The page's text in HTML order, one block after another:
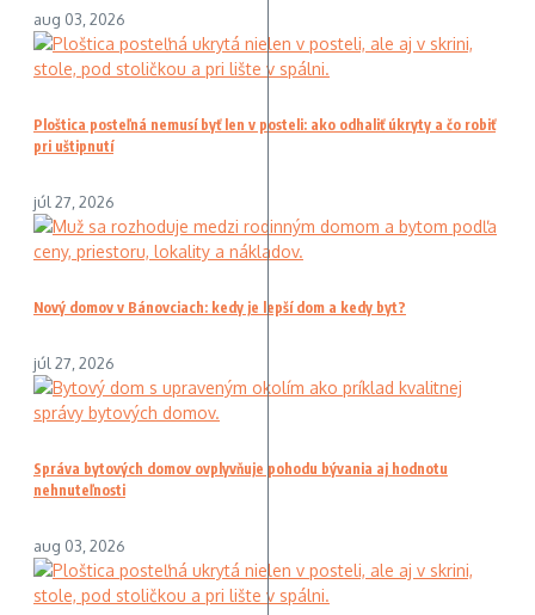
aug 03, 2026
Ploštica posteľná nemusí byť len v posteli: ako odhaliť úkryty a čo robiť
pri uštipnutí
júl 27, 2026
Nový domov v Bánovciach: kedy je lepší dom a kedy byt?
júl 27, 2026
Správa bytových domov ovplyvňuje pohodu bývania aj hodnotu
nehnuteľnosti
aug 03, 2026